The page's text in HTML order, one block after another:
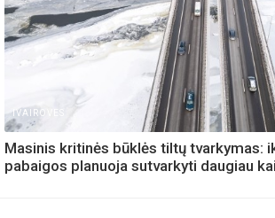
IVAIROVES
Masinis kritinės būklės tiltų tvarkymas:
pabaigos planuoja sutvarkyti daugiau